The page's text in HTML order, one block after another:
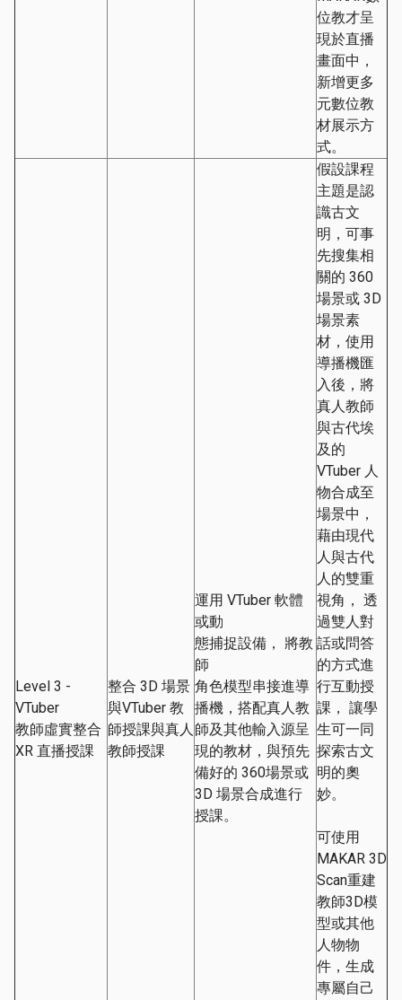
位教才呈
現於直播
畫面中，
新增更多
元數位教
材展示方
式。
Level 3 -
VTuber
教師虛實整合
XR 直播授課
整合 3D 場景
與VTuber 教
師授課與真人
教師授課
運用 VTuber 軟體
或動
態捕捉設備， 將教
師
角色模型串接進導
播機，搭配真人教
師及其他輸入源呈
現的教材，與預先
備好的 360場景或
3D 場景合成進行
授課。
假設課程
主題是認
識古文
明，可事
先搜集相
關的 360
場景或 3D
場景素
材，使用
導播機匯
入後，將
真人教師
與古代埃
及的
VTuber 人
物合成至
場景中，
藉由現代
人與古代
人的雙重
視角， 透
過雙人對
話或問答
的方式進
行互動授
課， 讓學
生可一同
探索古文
明的奧
妙。
可使用
MAKAR 3D
Scan重建
教師3D模
型或其他
人物物
件，生成
專屬自己